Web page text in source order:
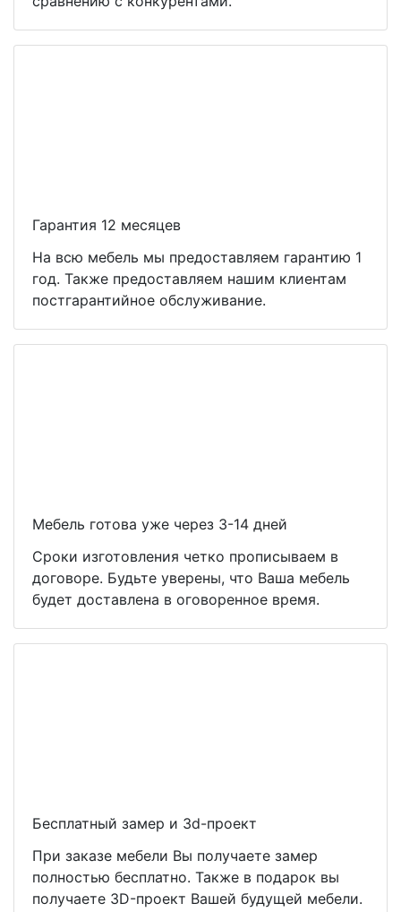
Гарантия 12 месяцев
На всю мебель мы предоставляем гарантию 1
год. Также предоставляем нашим клиентам
постгарантийное обслуживание.
Мебель готова уже через 3-14 дней
Сроки изготовления четко прописываем в
договоре. Будьте уверены, что Ваша мебель
будет доставлена в оговоренное время.
Бесплатный замер и 3d-проект
При заказе мебели Вы получаете замер
полностью бесплатно. Также в подарок вы
получаете 3D-проект Вашей будущей мебели.